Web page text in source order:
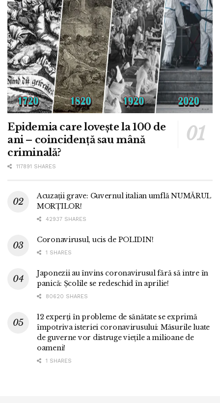
Epidemia care lovește la 100 de
ani – coincidență sau mână
criminală?
117891 SHARES
Acuzații grave: Guvernul italian umflă NUMĂRUL
MORȚILOR!
42937 SHARES
Coronavirusul, ucis de POLIDIN!
1 SHARES
Japonezii au învins coronavirusul fără să intre în
panică: Școlile se redeschid în aprilie!
80620 SHARES
12 experți în probleme de sănătate se exprimă
împotriva isteriei coronavirusului: Măsurile luate
de guverne vor distruge viețile a milioane de
oameni!
1 SHARES